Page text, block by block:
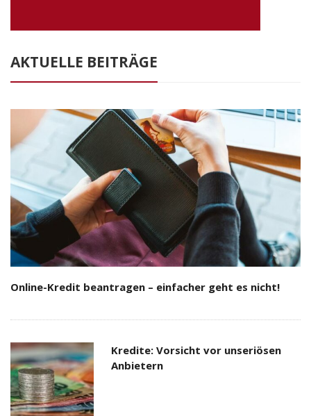
AKTUELLE BEITRÄGE
Online-Kredit beantragen – einfacher geht es nicht!
Kredite: Vorsicht vor unseriösen
Anbietern